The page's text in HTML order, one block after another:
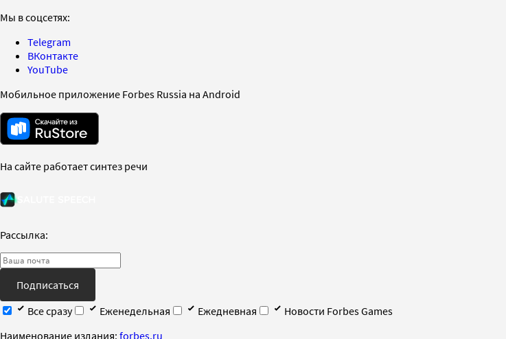
Мы в соцсетях:
Telegram
ВКонтакте
YouTube
Мобильное приложение Forbes Russia на Android
На сайте работает синтез речи
Рассылка:
Подписаться
Все сразу
Еженедельная Ежедневная
Новости Forbes Games
Наименование издания: forbes.ru